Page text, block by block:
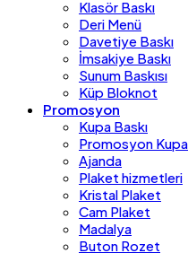
Klasör Baskı
Deri Menü
Davetiye Baskı
İmsakiye Baskı
Sunum Baskısı
Küp Bloknot
Promosyon
Kupa Baskı
Promosyon Kupa
Ajanda
Plaket hizmetleri
Kristal Plaket
Cam Plaket
Madalya
Buton Rozet